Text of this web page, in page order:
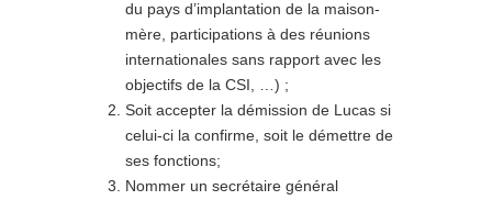
du pays d’implantation de la maison-
mère, participations à des réunions
internationales sans rapport avec les
objectifs de la CSI, …) ;
Soit accepter la démission de Lucas si
celui-ci la confirme, soit le démettre de
ses fonctions;
Nommer un secrétaire général